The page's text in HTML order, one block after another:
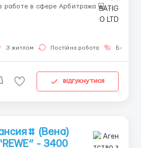
работе в сфере Арбитража 💻
в команду. 💵 Работаем с разницей
часа. Работаете со своими
аккаунтах 💻 ❗️Обучение с нуля
З житлом Постійна робота Без
відгукнутися
(Вена)
- 3400